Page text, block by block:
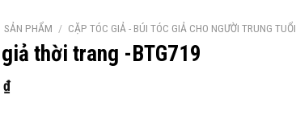
SẢN PHẨM / CẶP TÓC GIẢ - BÚI TÓC GIẢ CHO NGƯỜI TRUNG TUỔI
thời trang -BTG719
₫